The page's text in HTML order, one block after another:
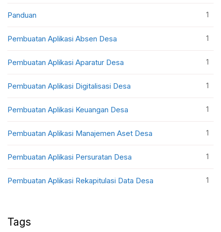
Panduan 1
Pembuatan Aplikasi Absen Desa 1
Pembuatan Aplikasi Aparatur Desa 1
Pembuatan Aplikasi Digitalisasi Desa 1
Pembuatan Aplikasi Keuangan Desa 1
Pembuatan Aplikasi Manajemen Aset Desa 1
Pembuatan Aplikasi Persuratan Desa 1
Pembuatan Aplikasi Rekapitulasi Data Desa 1
Tags